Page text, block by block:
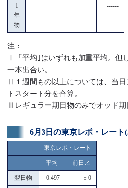
1
年
物
------
注：
Ⅰ「平均｣はいずれも加重平均。但
一本出合い。
Ⅱ１週間もの以上については、当
トスタート分を合算。
Ⅲレギュラー期日物のみでオッド期
6月3日の東京レポ・レート
東京レポ・レート
平均 前日比
翌日物 0.497 ± 0